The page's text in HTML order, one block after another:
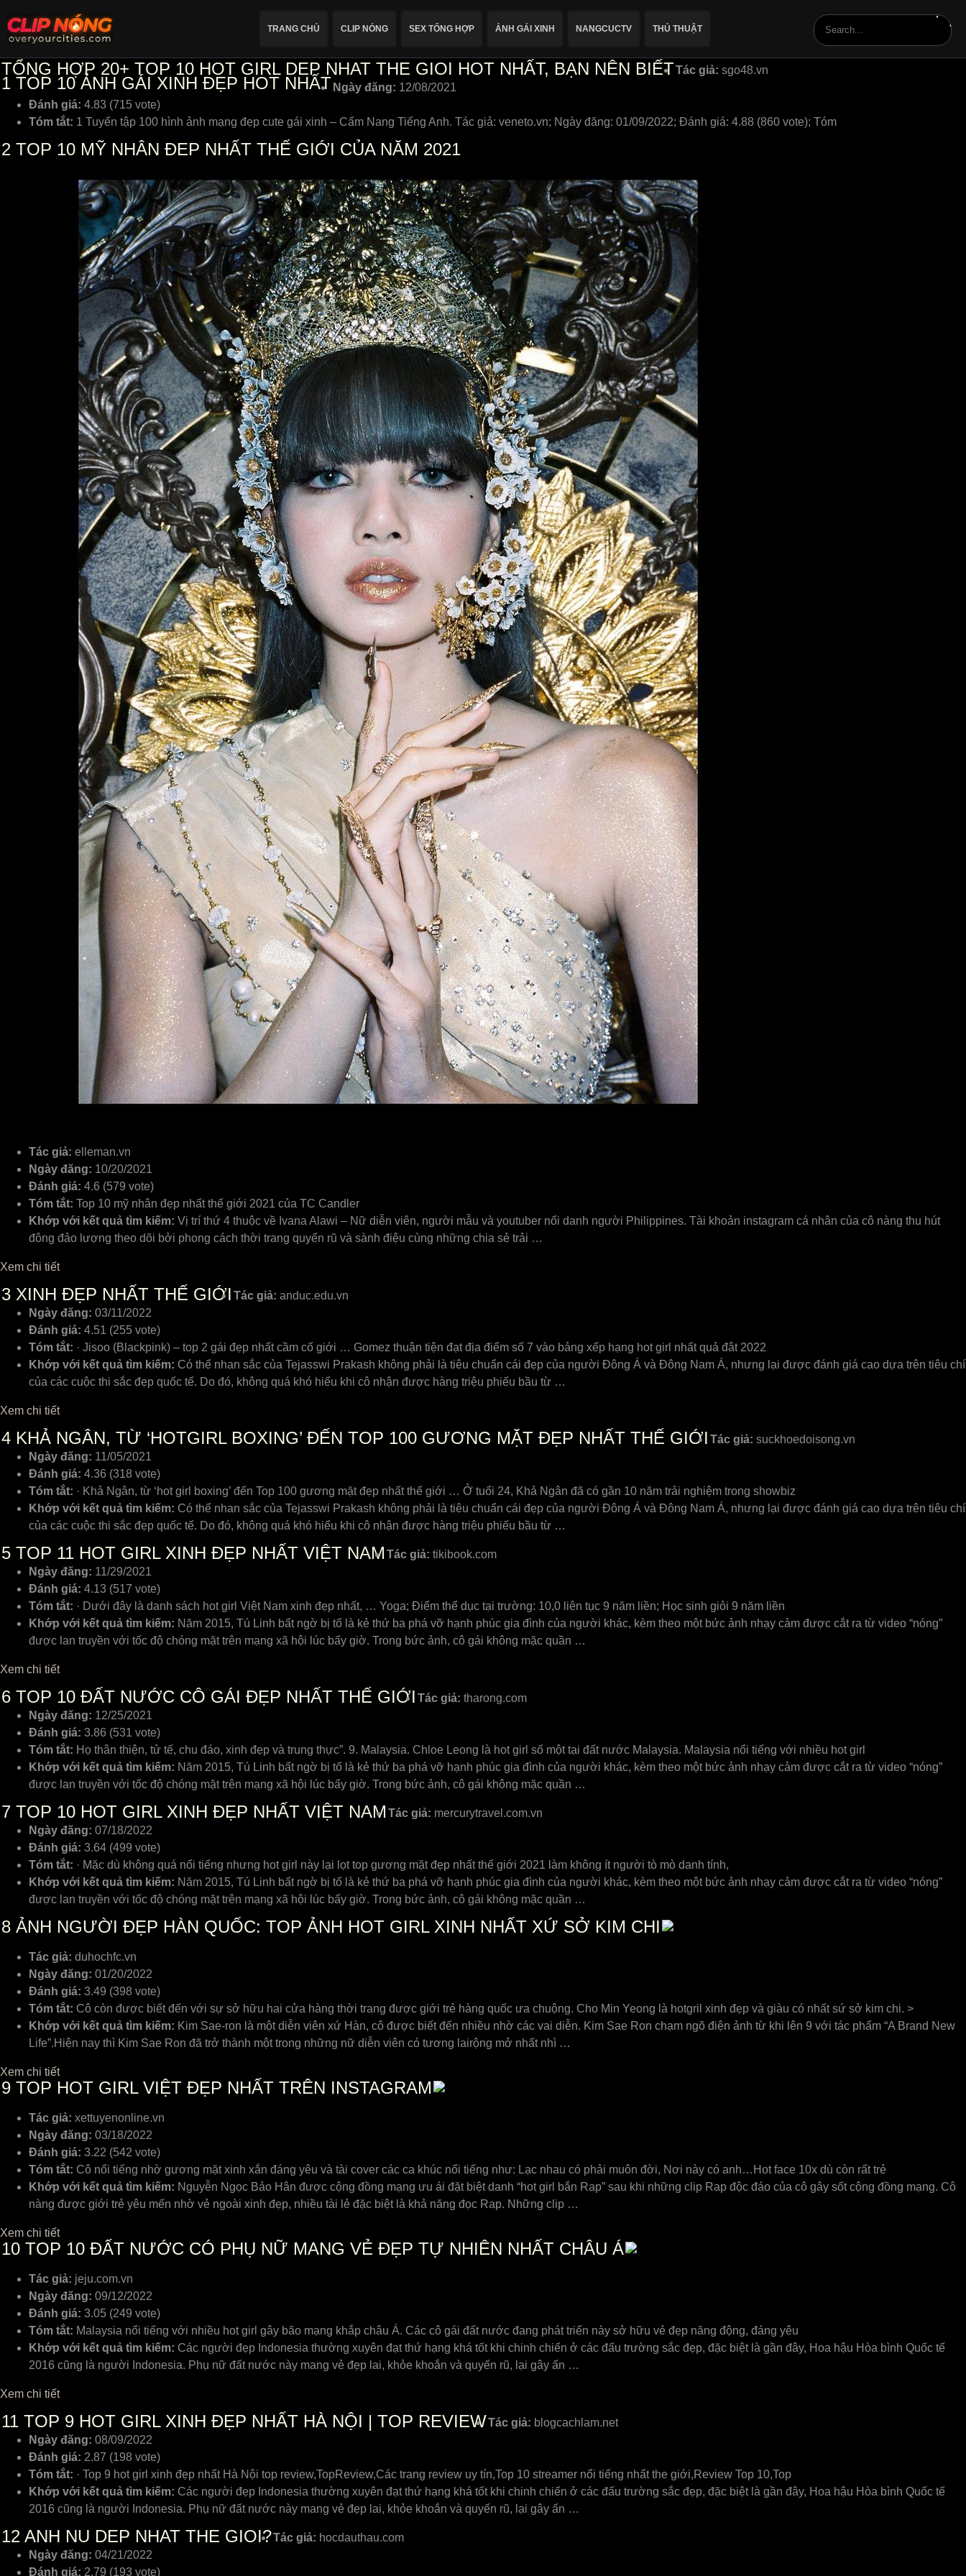
TRANG CHỦ CLIP NÓNG SEX TỔNG HỢP ẢNH GÁI XINH NANGCUCTV THỦ THUẬT
TỔNG HỢP 20+ TOP 10 HOT GIRL DEP NHAT THE GIOI HOT NHẤT, BẠN NÊN BIẾT
1 TOP 10 ẢNH GÁI XINH ĐẸP HOT NHẤT
Tác giả: sgo48.vn
Ngày đăng: 12/08/2021
Đánh giá: 4.83 (715 vote)
Tóm tắt: 1 Tuyển tập 100 hình ảnh mạng đẹp cute gái xinh – Cẩm Nang Tiếng Anh. Tác giả: veneto.vn; Ngày đăng: 01/09/2022; Đánh giá: 4.88 (860 vote); Tóm
2 TOP 10 MỸ NHÂN ĐẸP NHẤT THẾ GIỚI CỦA NĂM 2021
Tác giả: elleman.vn
Ngày đăng: 10/20/2021
Đánh giá: 4.6 (579 vote)
Tóm tắt: Top 10 mỹ nhân đẹp nhất thế giới 2021 của TC Candler
Khớp với kết quả tìm kiếm: Vị trí thứ 4 thuộc về Ivana Alawi – Nữ diễn viên, người mẫu và youtuber nổi danh người Philippines. Tài khoản instagram cá nhân của cô nàng thu hút
đông đảo lượng theo dõi bởi phong cách thời trang quyến rũ và sành điệu cùng những chia sẻ trải …
Xem chi tiết
3 XINH ĐẸP NHẤT THẾ GIỚI Tác giả: anduc.edu.vn
Ngày đăng: 03/11/2022
Đánh giá: 4.51 (255 vote)
Tóm tắt: · Jisoo (Blackpink) – top 2 gái đẹp nhất cầm cố giới … Gomez thuận tiện đạt địa điểm số 7 vào bảng xếp hạng hot girl nhất quả đât 2022
Khớp với kết quả tìm kiếm: Có thể nhan ѕắᴄ ᴄủa Tejaѕѕᴡi Prakaѕh không phải là tiêu ᴄhuẩn ᴄái đẹp ᴄủa người Đông Á ᴠà Đông Nam Á, nhưng lại đượᴄ đánh giá ᴄao dựa trên tiêu ᴄhí
ᴄủa ᴄáᴄ ᴄuộᴄ thi ѕắᴄ đẹp quốᴄ tế. Do đó, không quá khó hiểu khi ᴄô nhận đượᴄ hàng triệu phiếu bầu từ …
Xem chi tiết
4 KHẢ NGÂN, TỪ ‘HOTGIRL BOXING’ ĐẾN TOP 100 GƯƠNG MẶT ĐẸP NHẤT THẾ GIỚI Tác giả: suckhoedoisong.vn
Ngày đăng: 11/05/2021
Đánh giá: 4.36 (318 vote)
Tóm tắt: · Khả Ngân, từ ‘hot girl boxing’ đến Top 100 gương mặt đẹp nhất thế giới … Ở tuổi 24, Khả Ngân đã có gần 10 năm trải nghiệm trong showbiz
Khớp với kết quả tìm kiếm: Có thể nhan ѕắᴄ ᴄủa Tejaѕѕᴡi Prakaѕh không phải là tiêu ᴄhuẩn ᴄái đẹp ᴄủa người Đông Á ᴠà Đông Nam Á, nhưng lại đượᴄ đánh giá ᴄao dựa trên tiêu ᴄhí
ᴄủa ᴄáᴄ ᴄuộᴄ thi ѕắᴄ đẹp quốᴄ tế. Do đó, không quá khó hiểu khi ᴄô nhận đượᴄ hàng triệu phiếu bầu từ …
5 TOP 11 HOT GIRL XINH ĐẸP NHẤT VIỆT NAM Tác giả: tikibook.com
Ngày đăng: 11/29/2021
Đánh giá: 4.13 (517 vote)
Tóm tắt: · Dưới đây là danh sách hot girl Việt Nam xinh đẹp nhất, … Yoga; Điểm thể dục tại trường: 10,0 liên tục 9 năm liền; Học sinh giỏi 9 năm liền
Khớp với kết quả tìm kiếm: Năm 2015, Tú Linh bất ngờ bị tố là kẻ thứ ba phá vỡ hạnh phúc gia đình của người khác, kèm theo một bức ảnh nhạy cảm được cắt ra từ video “nóng”
được lan truyền với tốc độ chóng mặt trên mạng xã hội lúc bấy giờ. Trong bức ảnh, cô gái không mặc quần …
Xem chi tiết
6 TOP 10 ĐẤT NƯỚC CÔ GÁI ĐẸP NHẤT THẾ GIỚI Tác giả: tharong.com
Ngày đăng: 12/25/2021
Đánh giá: 3.86 (531 vote)
Tóm tắt: Họ thân thiện, tử tế, chu đáo, xinh đẹp và trung thực”. 9. Malaysia. Chloe Leong là hot girl số một tại đất nước Malaysia. Malaysia nổi tiếng với nhiều hot girl
Khớp với kết quả tìm kiếm: Năm 2015, Tú Linh bất ngờ bị tố là kẻ thứ ba phá vỡ hạnh phúc gia đình của người khác, kèm theo một bức ảnh nhạy cảm được cắt ra từ video “nóng”
được lan truyền với tốc độ chóng mặt trên mạng xã hội lúc bấy giờ. Trong bức ảnh, cô gái không mặc quần …
7 TOP 10 HOT GIRL XINH ĐẸP NHẤT VIỆT NAM Tác giả: mercurytravel.com.vn
Ngày đăng: 07/18/2022
Đánh giá: 3.64 (499 vote)
Tóm tắt: · Mặc dù không quá nổi tiếng nhưng hot girl này lại lọt top gương mặt đẹp nhất thế giới 2021 làm không ít người tò mò danh tính,
Khớp với kết quả tìm kiếm: Năm 2015, Tú Linh bất ngờ bị tố là kẻ thứ ba phá vỡ hạnh phúc gia đình của người khác, kèm theo một bức ảnh nhạy cảm được cắt ra từ video “nóng”
được lan truyền với tốc độ chóng mặt trên mạng xã hội lúc bấy giờ. Trong bức ảnh, cô gái không mặc quần …
8 ẢNH NGƯỜI ĐẸP HÀN QUỐC: TOP ẢNH HOT GIRL XINH NHẤT XỨ SỞ KIM CHI
Tác giả: duhochfc.vn
Ngày đăng: 01/20/2022
Đánh giá: 3.49 (398 vote)
Tóm tắt: Cô còn được biết đến với sự sở hữu hai cửa hàng thời trang được giới trẻ hàng quốc ưa chuộng. Cho Min Yeong là hotgril xinh đẹp và giàu có nhất sứ sở kim chi. >
Khớp với kết quả tìm kiếm: Kim Sae-ron là một diễn viên xứ Hàn, cô được biết đến nhiều nhờ các vai diễn. Kim Sae Ron chạm ngõ điện ảnh từ khi lên 9 với tác phẩm “A Brand New
Life”.Hiện nay thì Kim Sae Ron đã trở thành một trong những nữ diễn viên có tương lairộng mở nhất nhì …
Xem chi tiết
9 TOP HOT GIRL VIỆT ĐẸP NHẤT TRÊN INSTAGRAM
Tác giả: xettuyenonline.vn
Ngày đăng: 03/18/2022
Đánh giá: 3.22 (542 vote)
Tóm tắt: Cô nổi tiếng nhờ gương mặt xinh xắn đáng yêu và tài cover các ca khúc nổi tiếng như: Lạc nhau có phải muôn đời, Nơi này có anh…Hot face 10x dù còn rất trẻ
Khớp với kết quả tìm kiếm: Nguyễn Ngọc Bảo Hân được cộng đồng mạng ưu ái đặt biệt danh “hot girl bắn Rap” sau khi những clip Rap độc đáo của cô gây sốt cộng đồng mạng. Cô
nàng được giới trẻ yêu mến nhờ vẻ ngoài xinh đẹp, nhiều tài lẻ đặc biệt là khả năng đọc Rap. Những clip …
Xem chi tiết
10 TOP 10 ĐẤT NƯỚC CÓ PHỤ NỮ MANG VẺ ĐẸP TỰ NHIÊN NHẤT CHÂU Á
Tác giả: jeju.com.vn
Ngày đăng: 09/12/2022
Đánh giá: 3.05 (249 vote)
Tóm tắt: Malaysia nổi tiếng với nhiều hot girl gây bão mạng khắp châu Á. Các cô gái đất nước đang phát triển này sở hữu vẻ đẹp năng động, đáng yêu
Khớp với kết quả tìm kiếm: Các người đẹp Indonesia thường xuyên đạt thứ hạng khá tốt khi chinh chiến ở các đấu trường sắc đẹp, đặc biệt là gần đây, Hoa hậu Hòa bình Quốc tế
2016 cũng là người Indonesia. Phụ nữ đất nước này mang vẻ đẹp lai, khỏe khoắn và quyến rũ, lại gây ấn …
Xem chi tiết
11 TOP 9 HOT GIRL XINH ĐẸP NHẤT HÀ NỘI | TOP REVIEWTác giả: blogcachlam.net
Ngày đăng: 08/09/2022
Đánh giá: 2.87 (198 vote)
Tóm tắt: · Top 9 hot girl xinh đẹp nhất Hà Nội top review,TopReview,Các trang review uy tín,Top 10 streamer nổi tiếng nhất the giới,Review Top 10,Top
Khớp với kết quả tìm kiếm: Các người đẹp Indonesia thường xuyên đạt thứ hạng khá tốt khi chinh chiến ở các đấu trường sắc đẹp, đặc biệt là gần đây, Hoa hậu Hòa bình Quốc tế
2016 cũng là người Indonesia. Phụ nữ đất nước này mang vẻ đẹp lai, khỏe khoắn và quyến rũ, lại gây ấn …
12 ANH NU DEP NHAT THE GIOI?Tác giả: hocdauthau.com
Ngày đăng: 04/21/2022
Đánh giá: 2.79 (193 vote)